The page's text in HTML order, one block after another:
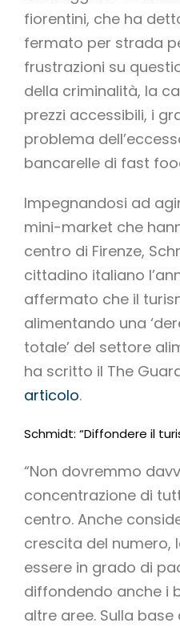
fiorentini, che ha
fermato per strada
frustrazioni su
della criminalità, la
prezzi accessibili, i
problema
bancarelle di fast
Impegnandosi ad
mini-market che
centro di Firenze,
cittadino italiano
affermato che il
alimentando una
totale’ del settore
ha scritto il The
articolo.
Schmidt: “Diffondere il
“Non dovremmo
concentrazione di
centro. Anche
crescita del numero,
essere in grado di
diffondendo anche i
altre aree. Sulla